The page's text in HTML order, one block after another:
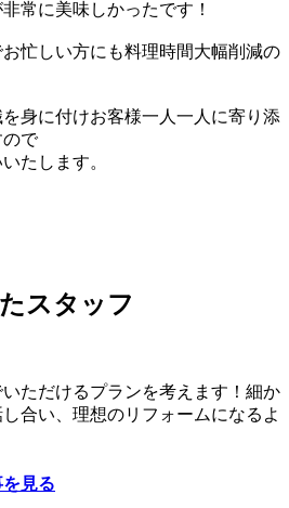
常に美味しかったです！
忙しい方にも料理時間大幅削減の
身に付けお客様一人一人に寄り添
ので
たします。
スタッフ
ただけるプランを考えます！細か
合い、理想のリフォームになるよ
見る